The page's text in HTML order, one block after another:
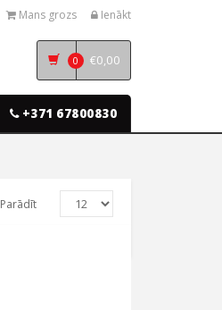
Mans grozs Ienākt
0 €0,00
+371 67800830
Parādīt